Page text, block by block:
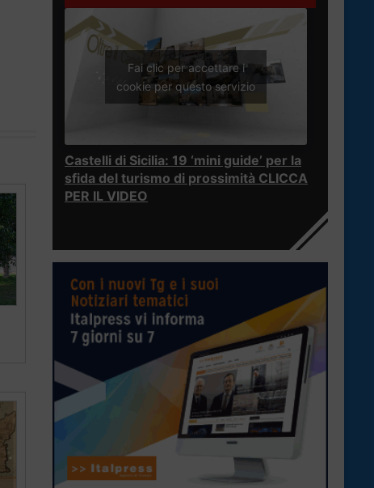
Fai clic per accettare i
cookie per questo servizio
Castelli di Sicilia: 19 ‘mini guide’ per la
sfida del turismo di prossimità CLICCA
PER IL VIDEO